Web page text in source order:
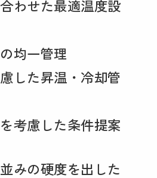
わせた最適温度設
均一管理
した昇温・冷却管
考慮した条件提案
みの硬度を出した